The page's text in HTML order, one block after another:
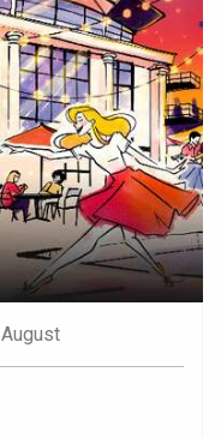
August